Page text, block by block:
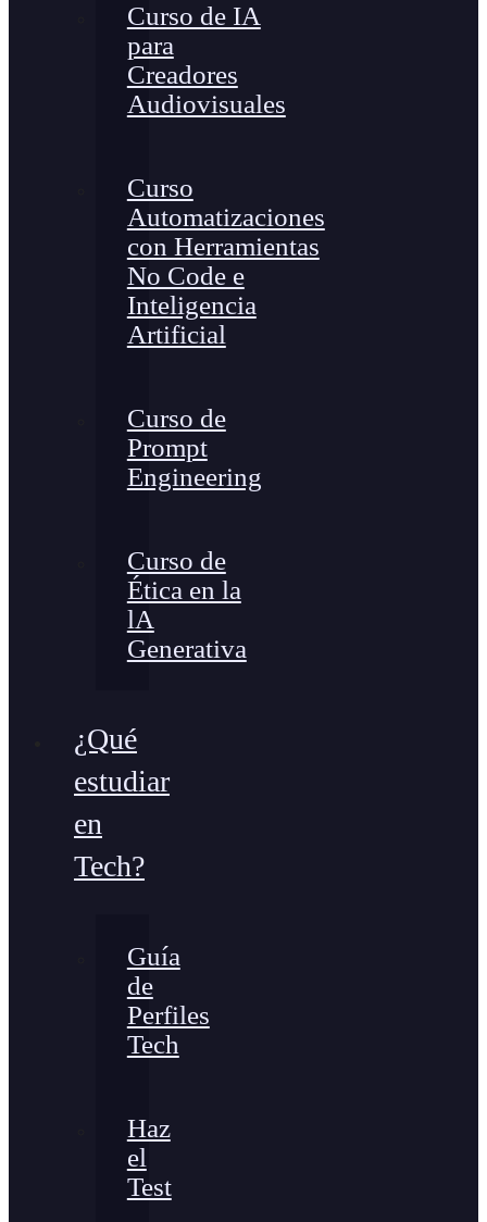
Curso de IA
para
Creadores
Audiovisuales
Curso
Automatizaciones
con Herramientas
No Code e
Inteligencia
Artificial
Curso de
Prompt
Engineering
Curso de
Ética en la
lA
Generativa
¿Qué
estudiar
en
Tech?
Guía
de
Perfiles
Tech
Haz
el
Test